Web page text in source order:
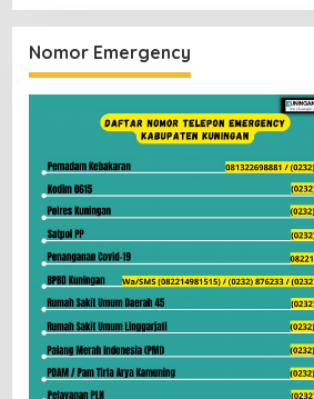
Nomor Emergency